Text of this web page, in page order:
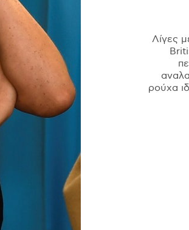
Λίγες
ρούχα